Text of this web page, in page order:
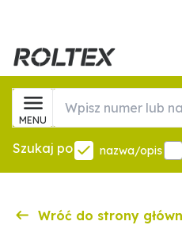
MENU
Szukaj po nazwa/opis
Wróć do strony